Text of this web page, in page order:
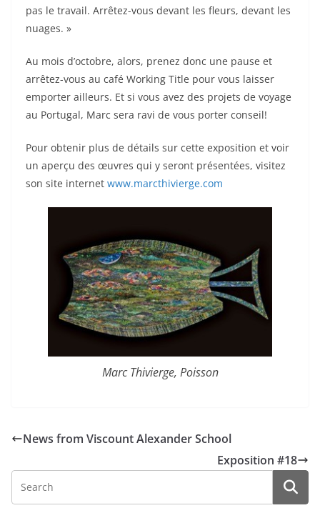
pas le travail. Arrêtez-vous devant les fleurs, devant les
nuages. »
Au mois d’octobre, alors, prenez donc une pause et
arrêtez-vous au café Working Title pour vous laisser
emporter ailleurs. Et si vous avez des projets de voyage
au Portugal, Marc sera ravi de vous porter conseil!
Pour obtenir plus de détails sur cette exposition et voir
un aperçu des œuvres qui y seront présentées, visitez
son site internet www.marcthivierge.com
Marc Thivierge, Poisson
News from Viscount Alexander School
Exposition #18